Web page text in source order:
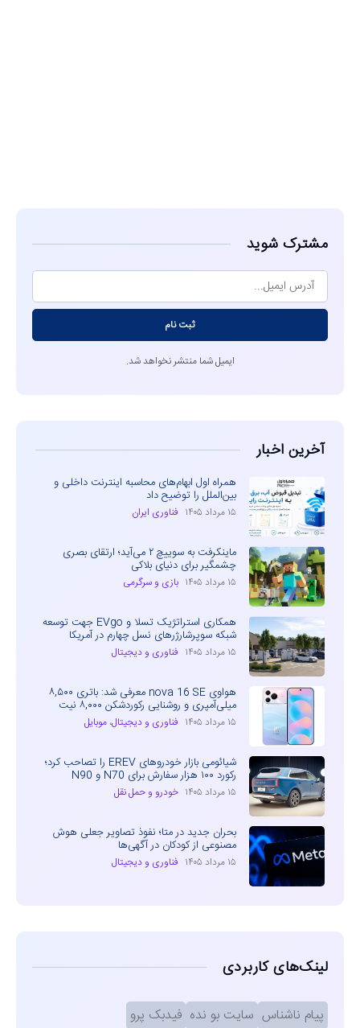
مشترک شوید
ثبت نام
ایمیل شما منتشر نخواهد شد.
آخرین اخبار
همراه اول ابهام‌های محاسبه اینترنت داخلی و
بین‌الملل را توضیح داد
۱۵ مرداد ۱۴۰۵ فناوری ایران
ماینکرفت به سوییچ ۲ می‌آید؛ ارتقای بصری
چشمگیر برای دنیای بلاکی
۱۵ مرداد ۱۴۰۵ بازی و سرگرمی
همکاری استراتژیک تسلا و EVgo جهت توسعه
شبکه سوپرشارژرهای نسل چهارم در آمریکا
۱۵ مرداد ۱۴۰۵ فناوری و دیجیتال
هواوی nova 16 SE معرفی شد: باتری ۸,۵۰۰
میلی‌آمپری و روشنایی رکوردشکن ۸,۰۰۰ نیت
۱۵ مرداد ۱۴۰۵ فناوری و دیجیتال، موبایل
شیائومی بازار خودروهای EREV را تصاحب کرد؛
رکورد ۱۰۰ هزار سفارش برای N70 و N90
۱۵ مرداد ۱۴۰۵ خودرو و حمل نقل
بحران جدید در متا؛ نفوذ تصاویر جعلی هوش
مصنوعی از کودکان در آگهی‌ها
۱۵ مرداد ۱۴۰۵ فناوری و دیجیتال
لینک‌های کاربردی
پیام ناشناس سایت بو نده فیدبک پرو